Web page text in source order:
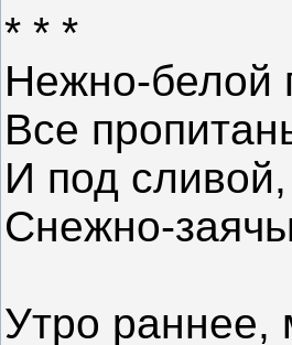
* * *
Нежно-белой
Все
И под
Снежно-
Утро раннее,